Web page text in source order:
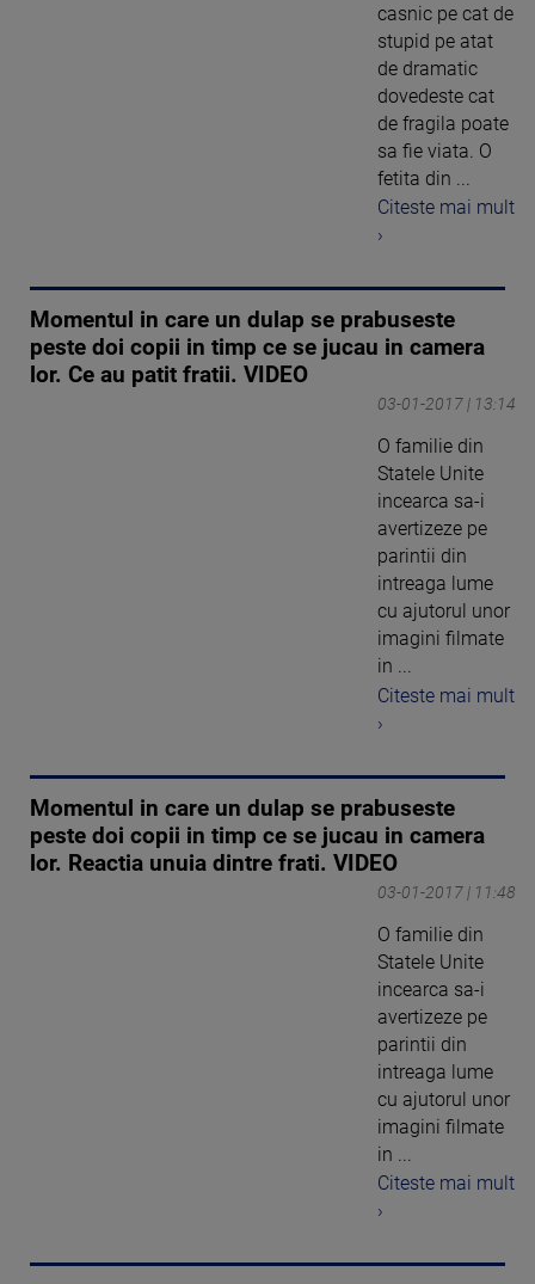
casnic pe cat de
stupid pe atat
de dramatic
dovedeste cat
de fragila poate
sa fie viata. O
fetita din ...
Citeste mai mult
›
Momentul in care un dulap se prabuseste
peste doi copii in timp ce se jucau in camera
lor. Ce au patit fratii. VIDEO
03-01-2017 | 13:14
O familie din
Statele Unite
incearca sa-i
avertizeze pe
parintii din
intreaga lume
cu ajutorul unor
imagini filmate
in ...
Citeste mai mult
›
Momentul in care un dulap se prabuseste
peste doi copii in timp ce se jucau in camera
lor. Reactia unuia dintre frati. VIDEO
03-01-2017 | 11:48
O familie din
Statele Unite
incearca sa-i
avertizeze pe
parintii din
intreaga lume
cu ajutorul unor
imagini filmate
in ...
Citeste mai mult
›